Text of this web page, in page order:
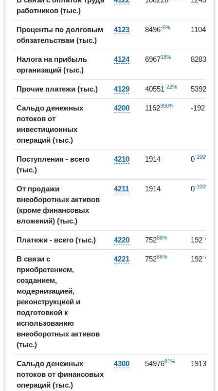
работников (тыс.)
Проценты по долговым
обязательствам (тыс.)
4123 8496-6% 11042
Налога на прибыль
организаций (тыс.)
4124 696718% 8283
Прочие платежи (тыс.) 4129 40551-22% 53928
Сальдо денежных
потоков от
инвестиционных
операций (тыс.)
4200 1162390% -192-
Поступления - всего
(тыс.)
4210 1914 0-100%
От продажи
внеоборотных активов
(кроме финансовых
вложений) (тыс.)
4211 1914 0-100%
Платежи - всего (тыс.) 4220 75288% 192-74%
В связи с
приобретением,
созданием,
модернизацией,
реконструкцией и
подготовкой к
использованию
внеоборотных активов
(тыс.)
4221 75288% 192-74%
Сальдо денежных
потоков от финансовых
операций (тыс.)
4300 5497681% 19139